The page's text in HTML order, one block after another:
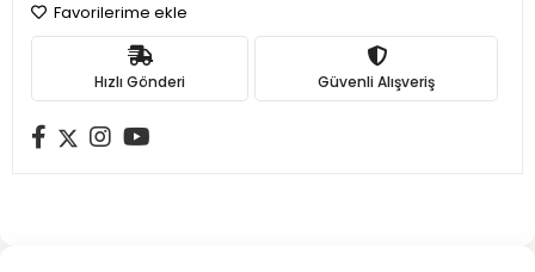
Favorilerime ekle
Hızlı Gönderi Güvenli Alışveriş